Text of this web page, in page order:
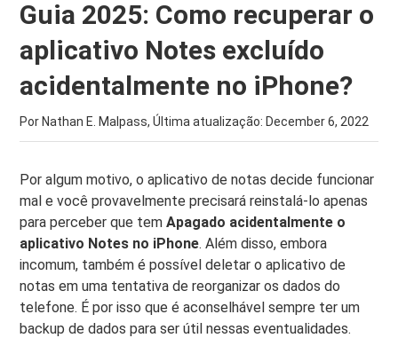
Guia 2025: Como recuperar o
aplicativo Notes excluído
acidentalmente no iPhone?
Por Nathan E. Malpass, Última atualização: December 6, 2022
Por algum motivo, o aplicativo de notas decide funcionar
mal e você provavelmente precisará reinstalá-lo apenas
para perceber que temApagado acidentalmente o
aplicativo Notes no iPhone. Além disso, embora
incomum, também é possível deletar o aplicativo de
notas em uma tentativa de reorganizar os dados do
telefone. É por isso que é aconselhável sempre ter um
backup de dados para ser útil nessas eventualidades.